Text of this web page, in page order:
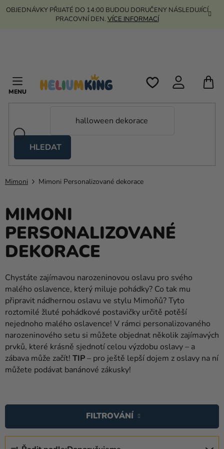
Přejít
OBJEDNÁVKY PŘIJATÉ DO 14:00 BUDOU DORUČENY NÁSLEDUJÍCÍ
PRACOVNÍ DEN. VÍCE INFORMACÍ
HLEDAT
stany
Kanekalon
Helium
a
balónky
Svatba
Párty
Výzdoba
a
doplňky
Kostýmy
Oblečení
Pečení
a
Svátky
Mimoni Mimoni Personalizované dekorace
MIMONI
PERSONALIZOVANÉ
DEKORACE
Chystáte zajímavou narozeninovou oslavu pro svého
malého oslavence, který miluje pohádky? Co tak mu
připravit nádhernou oslavu ve stylu Mimoňů? Tyto
roztomilé žluté pohádkové postavičky určitě potěší
nejednoho malého oslavence! V rámci personalizovaného
narozeninového setu si můžete objednat několik zajímavých
prvků, které krásně sjednotí celou výzdobu oslavy – a
zábava může začít! TIP– pro ještě lepší dojem z oslavy na ní
můžete podávat banánové zákusky!
FILTROVÁNÍ
Ý
P
I